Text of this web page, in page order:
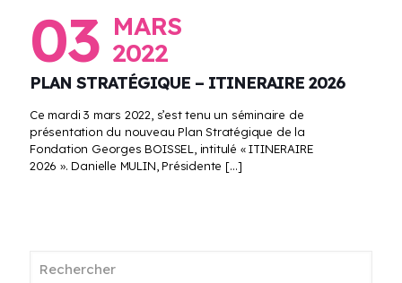
03 MARS
2022
PLAN STRATÉGIQUE – ITINERAIRE 2026
Ce mardi 3 mars 2022, s’est tenu un séminaire de
présentation du nouveau Plan Stratégique de la
Fondation Georges BOISSEL, intitulé « ITINERAIRE
2026 ». Danielle MULIN, Présidente […]